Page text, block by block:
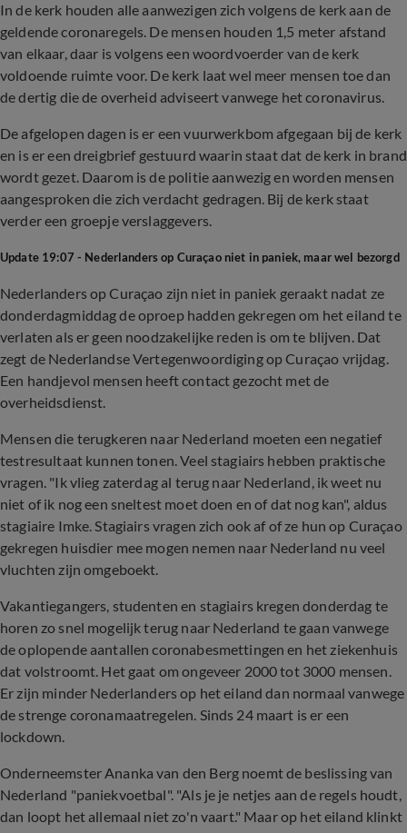
In de kerk houden alle aanwezigen zich volgens de kerk aan de
geldende coronaregels. De mensen houden 1,5 meter afstand
van elkaar, daar is volgens een woordvoerder van de kerk
voldoende ruimte voor. De kerk laat wel meer mensen toe dan
de dertig die de overheid adviseert vanwege het coronavirus.
De afgelopen dagen is er een vuurwerkbom afgegaan bij de kerk
en is er een dreigbrief gestuurd waarin staat dat de kerk in brand
wordt gezet. Daarom is de politie aanwezig en worden mensen
aangesproken die zich verdacht gedragen. Bij de kerk staat
verder een groepje verslaggevers.
Update 19:07 - Nederlanders op Curaçao niet in paniek, maar wel bezorgd
Nederlanders op Curaçao zijn niet in paniek geraakt nadat ze
donderdagmiddag de oproep hadden gekregen om het eiland te
verlaten als er geen noodzakelijke reden is om te blijven. Dat
zegt de Nederlandse Vertegenwoordiging op Curaçao vrijdag.
Een handjevol mensen heeft contact gezocht met de
overheidsdienst.
Mensen die terugkeren naar Nederland moeten een negatief
testresultaat kunnen tonen. Veel stagiairs hebben praktische
vragen. "Ik vlieg zaterdag al terug naar Nederland, ik weet nu
niet of ik nog een sneltest moet doen en of dat nog kan", aldus
stagiaire Imke. Stagiairs vragen zich ook af of ze hun op Curaçao
gekregen huisdier mee mogen nemen naar Nederland nu veel
vluchten zijn omgeboekt.
Vakantiegangers, studenten en stagiairs kregen donderdag te
horen zo snel mogelijk terug naar Nederland te gaan vanwege
de oplopende aantallen coronabesmettingen en het ziekenhuis
dat volstroomt. Het gaat om ongeveer 2000 tot 3000 mensen.
Er zijn minder Nederlanders op het eiland dan normaal vanwege
de strenge coronamaatregelen. Sinds 24 maart is er een
lockdown.
Onderneemster Ananka van den Berg noemt de beslissing van
Nederland "paniekvoetbal". "Als je je netjes aan de regels houdt,
dan loopt het allemaal niet zo'n vaart." Maar op het eiland klinkt